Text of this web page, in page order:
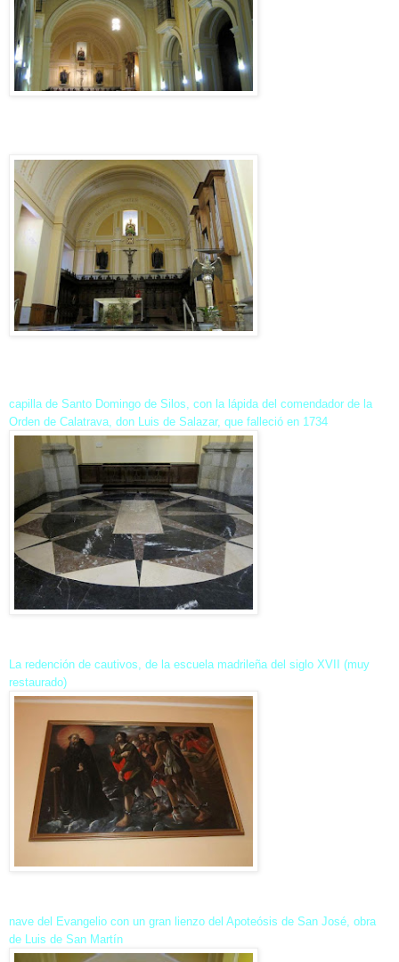
capilla de Santo Domingo de Silos, con la lápida del comendador de la
Orden de Calatrava, don Luis de Salazar, que falleció en 1734
La redención de cautivos, de la escuela madrileña del siglo XVII (muy
restaurado)
nave del Evangelio con un gran lienzo del Apoteósis de San José, obra
de Luis de San Martín